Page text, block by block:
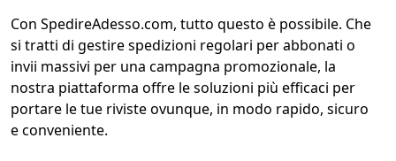
Con SpedireAdesso.com, tutto questo è possibile. Che
si tratti di gestire spedizioni regolari per abbonati o
invii massivi per una campagna promozionale, la
nostra piattaforma offre le soluzioni più efficaci per
portare le tue riviste ovunque, in modo rapido, sicuro
e conveniente.